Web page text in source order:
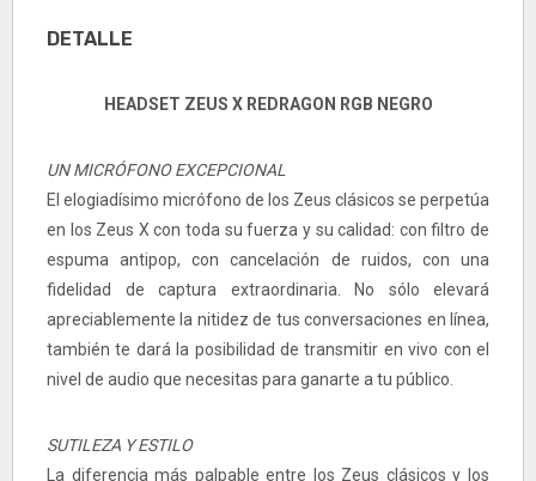
DETALLE
HEADSET ZEUS X REDRAGON RGB NEGRO
UN MICRÓFONO EXCEPCIONAL
El elogiadísimo micrófono de los Zeus clásicos se perpetúa
en los Zeus X con toda su fuerza y su calidad: con filtro de
espuma antipop, con cancelación de ruidos, con una
fidelidad de captura extraordinaria. No sólo elevará
apreciablemente la nitidez de tus conversaciones en línea,
también te dará la posibilidad de transmitir en vivo con el
nivel de audio que necesitas para ganarte a tu público.
SUTILEZA Y ESTILO
La diferencia más palpable entre los Zeus clásicos y los